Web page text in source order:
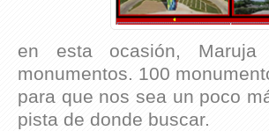
en esta ocasión,
monumentos. 100
para que nos sea un poco
pista de donde buscar.